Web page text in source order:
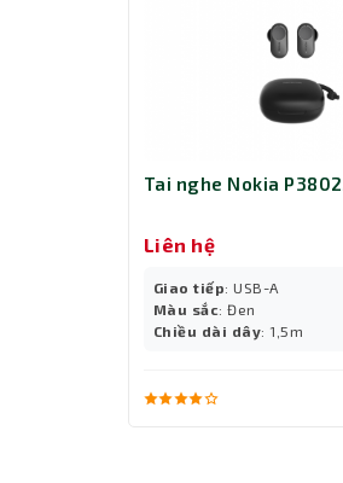
Tai nghe Nokia
Liên hệ
Giao tiếp: USB-A
Màu sắc: Đen
Chiều dài dây: 1,5m